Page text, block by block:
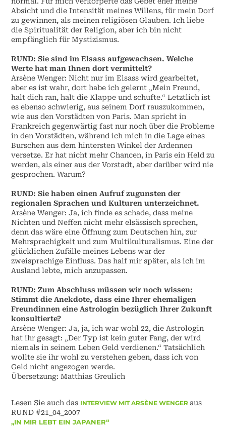
Absicht und die Intensität meines Willens, für mein Dorf
zu gewinnen, als meinen religiösen Glauben. Ich liebe
die Spiritualität der Religion, aber ich bin nicht
empfänglich für Mystizismus.
RUND: Sie sind im Elsass aufgewachsen. Welche
Werte hat man Ihnen dort vermittelt?
Arsène Wenger: Nicht nur im Elsass wird gearbeitet,
aber es ist wahr, dort habe ich gelernt „Mein Freund,
halt dich ran, halt die Klappe und schufte.“ Letztlich ist
es ebenso schwierig, aus seinem Dorf rauszukommen,
wie aus den Vorstädten von Paris. Man spricht in
Frankreich gegenwärtig fast nur noch über die Probleme
in den Vorstädten, während ich mich in die Lage eines
Burschen aus dem hintersten Winkel der Ardennen
versetze. Er hat nicht mehr Chancen, in Paris ein Held zu
werden, als einer aus der Vorstadt, aber darüber wird nie
gesprochen. Warum?
RUND: Sie haben einen Aufruf zugunsten der
regionalen Sprachen und Kulturen unterzeichnet.
Arsène Wenger: Ja, ich finde es schade, dass meine
Nichten und Neffen nicht mehr elsässisch sprechen,
denn das wäre eine Öffnung zum Deutschen hin, zur
Mehrsprachigkeit und zum Multikulturalismus. Eine der
glücklichen Zufälle meines Lebens war der
zweisprachige Einfluss. Das half mir später, als ich im
Ausland lebte, mich anzupassen.
RUND: Zum Abschluss müssen wir noch wissen:
Stimmt die Anekdote, dass eine Ihrer ehemaligen
Freundinnen eine Astrologin bezüglich Ihrer Zukunft
konsultierte?
Arsène Wenger: Ja, ja, ich war wohl 22, die Astrologin
hat ihr gesagt: „Der Typ ist kein guter Fang, der wird
niemals in seinem Leben Geld verdienen.“ Tatsächlich
wollte sie ihr wohl zu verstehen geben, dass ich von
Geld nicht angezogen werde.
Übersetzung: Matthias Greulich
Lesen Sie auch das INTERVIEW MIT ARSÈNE WENGER aus
RUND #21_04_2007
„IN MIR LEBT EIN JAPANER“